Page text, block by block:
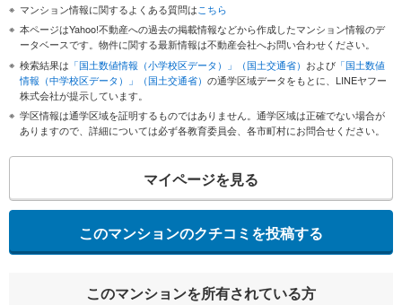
マンション情報に関するよくある質問はこちら
本ページはYahoo!不動産への過去の掲載情報などから作成したマンション情報のデ
ータベースです。物件に関する最新情報は不動産会社へお問い合わせください。
検索結果は 「国土数値情報（小学校区データ）」（国土交通省） および 「国土数値
情報（中学校区データ）」（国土交通省） の通学区域データをもとに、LINEヤフー
株式会社が提示しています。
学区情報は通学区域を証明するものではありません。通学区域は正確でない場合が
ありますので、詳細については必ず各教育委員会、各市町村にお問合せください。
マイページを見る
このマンションのクチコミを投稿する
このマンションを所有されている方